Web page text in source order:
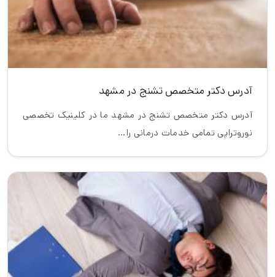
آدرس دکتر متخصص تشنج در مشهد
آدرس دکتر متخصص تشنج در مشهد ما در کلینیک تخصصی
نوروتراپی تمامی خدمات درمانی را…